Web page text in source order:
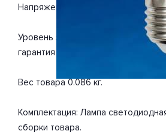
Напряжение 220-240 Вольт.
Уровень защищенности от влаги
гарантия на товар 2 года.
Вес товара 0.086 кг.
Комплектация: Лампа
сборки товара.